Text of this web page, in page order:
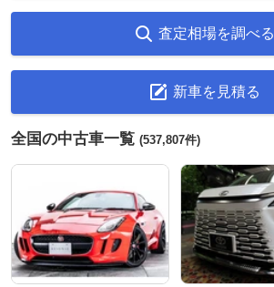
査定相場を調べる
新車を見積る
全国の中古車一覧 (537,807件)